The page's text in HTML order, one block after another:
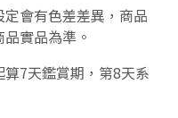
會有色差差異，商品
實品為準。
7天鑑賞期，第8天系